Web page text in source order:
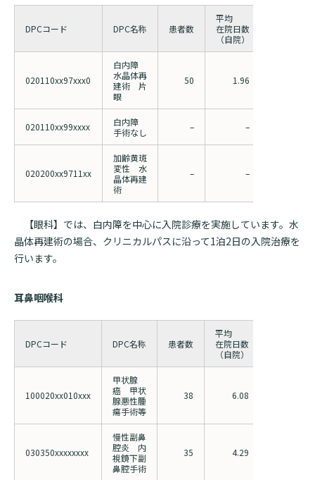
DPCコード DPC名称 患者数
平均
在院日数
（自院）
020110xx97xxx0
白内障
水晶体再
建術 片
眼
50 1.96
020110xx99xxxx
白内障
手術なし
– –
020200xx9711xx
加齢黄斑
変性 水
晶体再建
術
– –
【眼科】では、白内障を中心に入院診療を実施しています。水
晶体再建術の場合、クリニカルパスに沿って1泊2日の入院治療を
行います。
耳鼻咽喉科
DPCコード DPC名称 患者数
平均
在院日数
（自院）
100020xx010xxx
甲状腺
癌 甲状
腺悪性腫
瘍手術等
38 6.08
030350xxxxxxxx
慢性副鼻
腔炎 内
視鏡下副
鼻腔手術
35 4.29